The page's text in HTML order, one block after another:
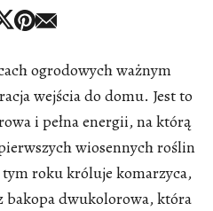
ogrodowych ważnym
wejścia do domu. Jest to
i pełna energii, na którą
wiosennych roślin
roku króluje komarzyca,
bakopa dwukolorowa, która